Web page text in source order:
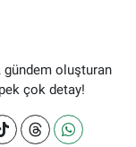
gündem oluşturan
çok detay!